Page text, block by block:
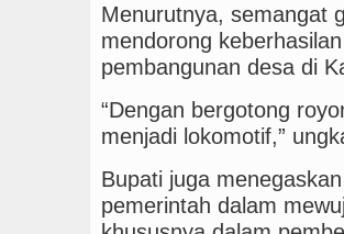
Menurutnya, semangat
mendorong
pembangunan desa di
“Dengan bergotong
menjadi lokomotif,”
Bupati juga
pemerintah dalam